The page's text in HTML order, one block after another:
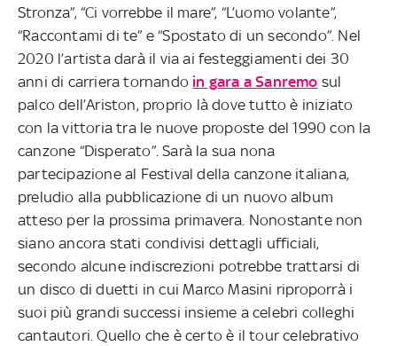
Stronza”, “Ci vorrebbe il mare”, “L’uomo volante”,
“Raccontami di te” e “Spostato di un secondo”. Nel
2020 l’artista darà il via ai festeggiamenti dei 30
anni di carriera tornando in gara a Sanremo sul
palco dell’Ariston, proprio là dove tutto è iniziato
con la vittoria tra le nuove proposte del 1990 con la
canzone “Disperato”. Sarà la sua nona
partecipazione al Festival della canzone italiana,
preludio alla pubblicazione di un nuovo album
atteso per la prossima primavera. Nonostante non
siano ancora stati condivisi dettagli ufficiali,
secondo alcune indiscrezioni potrebbe trattarsi di
un disco di duetti in cui Marco Masini riproporrà i
suoi più grandi successi insieme a celebri colleghi
cantautori. Quello che è certo è il tour celebrativo